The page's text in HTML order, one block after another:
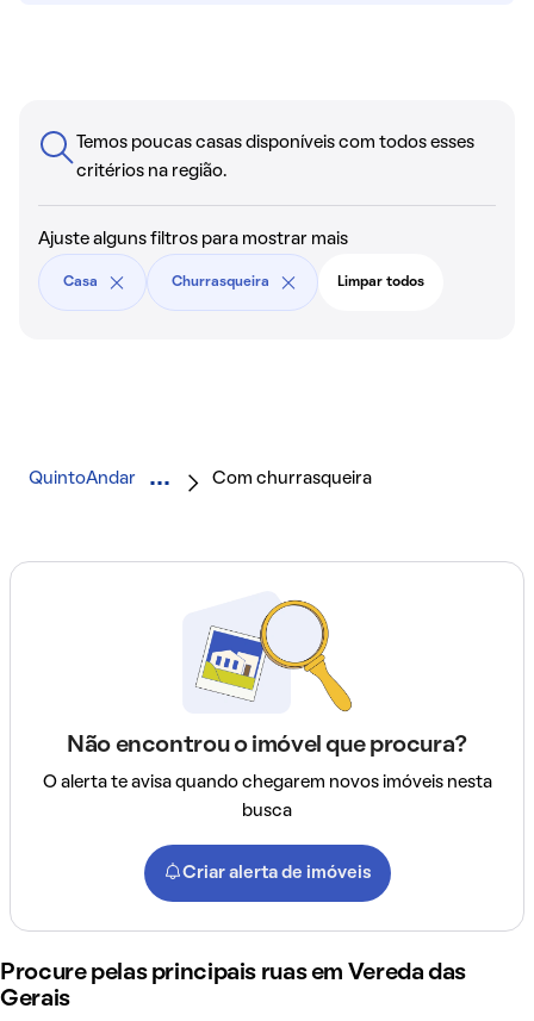
Temos poucas casas disponíveis com todos esses
critérios na região.
Ajuste alguns filtros para mostrar mais
Casa Churrasqueira Limpar todos
QuintoAndar Com churrasqueira
Não encontrou o imóvel que procura?
O alerta te avisa quando chegarem novos imóveis nesta
busca
Criar alerta de imóveis
Procure pelas principais ruas em Vereda das
Gerais